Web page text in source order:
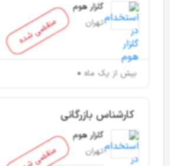
منقضی شده
گلزار هوم
تهران
بیش از یک ماه
کارشناس بازرگانی
گلزار هوم
تهران